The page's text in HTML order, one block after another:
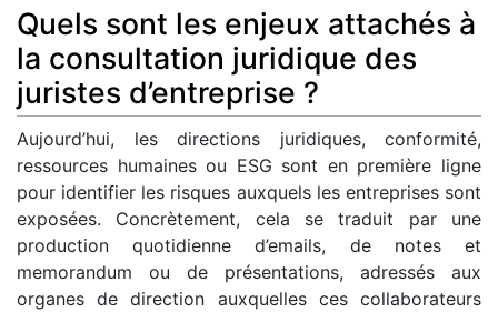
Quels sont les enjeux attachés à
la consultation juridique des
juristes d’entreprise ?
Aujourd’hui, les directions juridiques, conformité,
ressources humaines ou ESG sont en première ligne
pour identifier les risques auxquels les entreprises sont
exposées. Concrètement, cela se traduit par une
production quotidienne d’emails, de notes et
memorandum ou de présentations, adressés aux
organes de direction auxquelles ces collaborateurs